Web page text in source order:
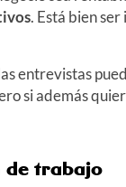
. Está bien
entrevistas
si además
de trabajo